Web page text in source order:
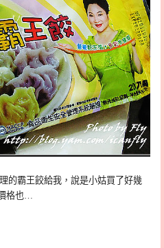
的霸王餃給我，說是小姑買了好幾
格也…